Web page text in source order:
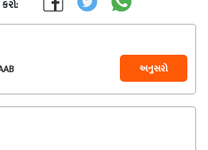
અનુસરો